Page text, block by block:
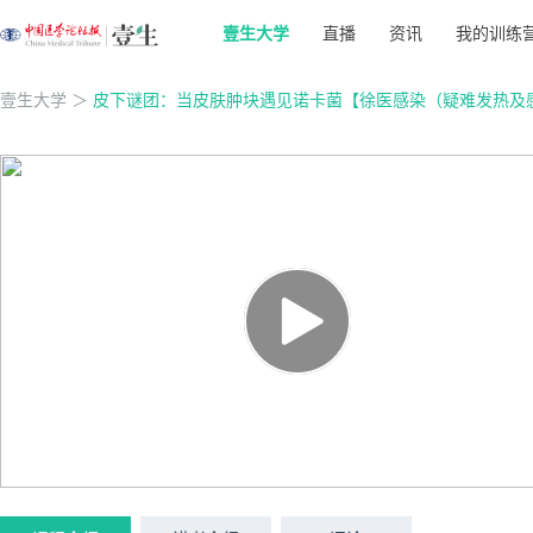
壹生大学 直播 资讯 我的训练
壹生大学 ＞ 皮下谜团：当皮肤肿块遇见诺卡菌【徐医感染（疑难发热及